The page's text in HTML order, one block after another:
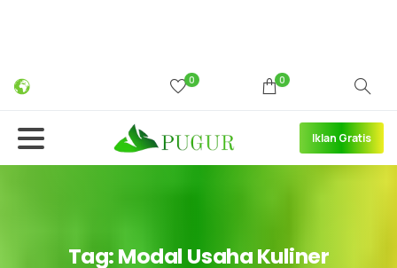
0 0
Iklan Gratis
Tag:Modal UsahaKuliner